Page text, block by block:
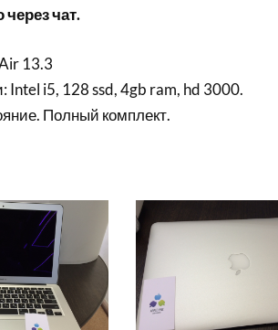
чат.
13.3
Intel i5, 128 ssd, 4gb ram, hd 3000.
Полный комплект.